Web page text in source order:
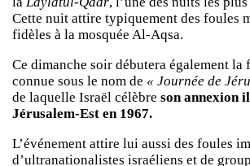
Cette nuit attire typiquement des foules
fidèles à la mosquée Al-Aqsa.
Ce dimanche soir débutera également la
connue sous le nom de « Journée de
de laquelle Israël célèbre son annexion
Jérusalem-Est en 1967.
L’événement attire lui aussi des foules
d’ultranationalistes israéliens et de